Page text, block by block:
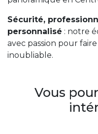
Sécurité,
personnalisé : notre
avec passion pour
inoubliable.
Vous